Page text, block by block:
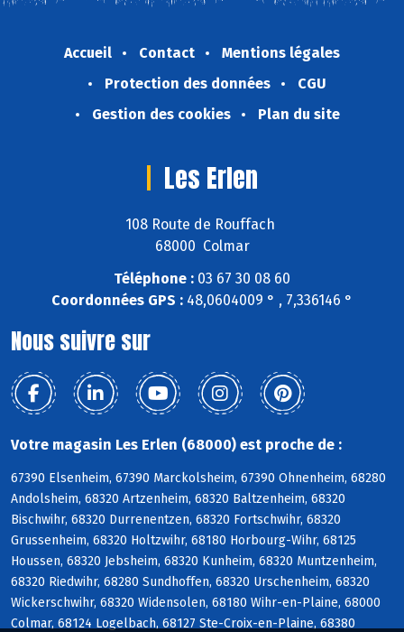
Accueil Contact
Mentions légales
Protection des données
CGU
Gestion des cookies
Plan du site
Les Erlen
108 Route de Rouffach
68000 Colmar
Téléphone : 03 67 30 08 60
Coordonnées GPS : 48,0604009 ° , 7,336146 °
Nous suivre sur
Votre magasin Les Erlen (68000) est proche de :
67390 Elsenheim, 67390 Marckolsheim, 67390 Ohnenheim, 68280
Andolsheim, 68320 Artzenheim, 68320 Baltzenheim, 68320
Bischwihr, 68320 Durrenentzen, 68320 Fortschwihr, 68320
Grussenheim, 68320 Holtzwihr, 68180 Horbourg-Wihr, 68125
Houssen, 68320 Jebsheim, 68320 Kunheim, 68320 Muntzenheim,
68320 Riedwihr, 68280 Sundhoffen, 68320 Urschenheim, 68320
Wickerschwihr, 68320 Widensolen, 68180 Wihr-en-Plaine, 68000
Colmar, 68124 Logelbach, 68127 Ste-Croix-en-Plaine, 68380